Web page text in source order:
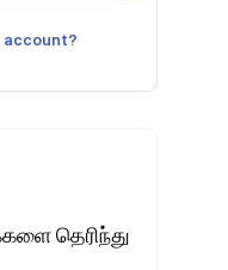
account?
தெரிந்து